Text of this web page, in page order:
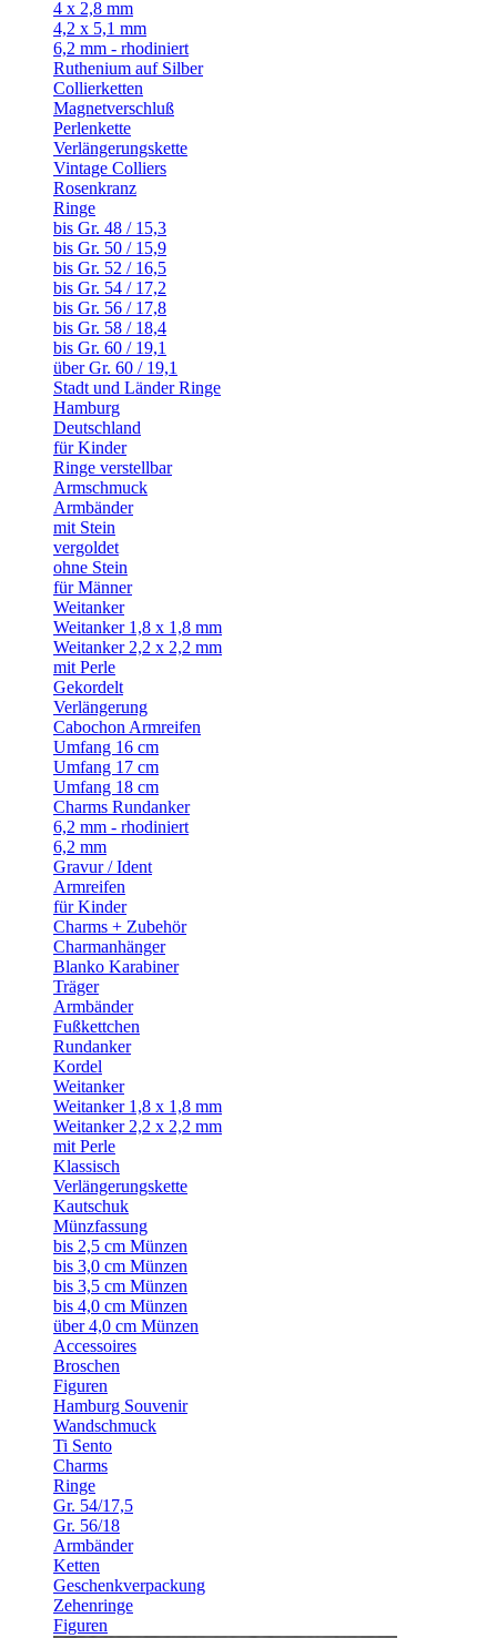
4 x 2,8 mm
4,2 x 5,1 mm
6,2 mm - rhodiniert
Ruthenium auf Silber
Collierketten
Magnetverschluß
Perlenkette
Verlängerungskette
Vintage Colliers
Rosenkranz
Ringe
bis Gr. 48 / 15,3
bis Gr. 50 / 15,9
bis Gr. 52 / 16,5
bis Gr. 54 / 17,2
bis Gr. 56 / 17,8
bis Gr. 58 / 18,4
bis Gr. 60 / 19,1
über Gr. 60 / 19,1
Stadt und Länder Ringe
Hamburg
Deutschland
für Kinder
Ringe verstellbar
Armschmuck
Armbänder
mit Stein
vergoldet
ohne Stein
für Männer
Weitanker
Weitanker 1,8 x 1,8 mm
Weitanker 2,2 x 2,2 mm
mit Perle
Gekordelt
Verlängerung
Cabochon Armreifen
Umfang 16 cm
Umfang 17 cm
Umfang 18 cm
Charms Rundanker
6,2 mm - rhodiniert
6,2 mm
Gravur / Ident
Armreifen
für Kinder
Charms + Zubehör
Charmanhänger
Blanko Karabiner
Träger
Armbänder
Fußkettchen
Rundanker
Kordel
Weitanker
Weitanker 1,8 x 1,8 mm
Weitanker 2,2 x 2,2 mm
mit Perle
Klassisch
Verlängerungskette
Kautschuk
Münzfassung
bis 2,5 cm Münzen
bis 3,0 cm Münzen
bis 3,5 cm Münzen
bis 4,0 cm Münzen
über 4,0 cm Münzen
Accessoires
Broschen
Figuren
Hamburg Souvenir
Wandschmuck
Ti Sento
Charms
Ringe
Gr. 54/17,5
Gr. 56/18
Armbänder
Ketten
Geschenkverpackung
Zehenringe
Figuren